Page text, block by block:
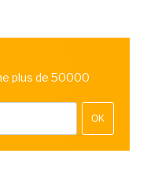
plus de 50000
OK